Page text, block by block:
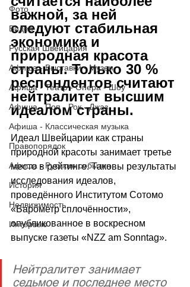
Фото
Видео
Русская Швейцария
Афиша - Выставки - Музеи
Афиша - Театр - Опера - Шоу
Афиша - Поп - Рок - Джаз
Афиша - Классическая музыка
Правопорядок
Афиша - Русские события
История
Недвижимость
Интервью
важной, за ней
следуют стабильная
экономика и
природная красота
страны. Только 30 %
респондентов считают
нейтралитет высшим
идеалом страны.
Идеал Швейцарии как страны
природной красоты занимает третье
место в рейтинге. Таковы результаты
исследования идеалов,
проведённого Институтом Сотомо
«Барометр сплочённости»,
опубликованное в воскресном
выпуске газеты «NZZ am Sonntag».
Нейтралитет занимает
седьмое и последнее место